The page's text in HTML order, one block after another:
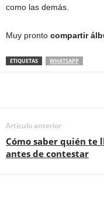
como las demás.
Muy pronto compartir
ETIQUETAS WHATSAPP
Artículo anterior
Cómo saber quién te
antes de contestar